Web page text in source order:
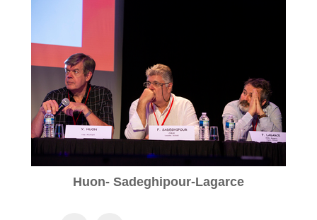
Huon- Sadeghipour-Lagarce